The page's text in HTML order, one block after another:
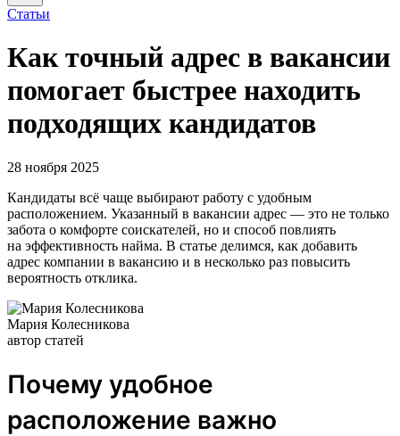
Статьи
Как точный адрес в вакансии
помогает быстрее находить
подходящих кандидатов
28 ноября 2025
Кандидаты всё чаще выбирают работу с удобным
расположением. Указанный в вакансии адрес — это не только
забота о комфорте соискателей, но и способ повлиять
на эффективность найма. В статье делимся, как добавить
адрес компании в вакансию и в несколько раз повысить
вероятность отклика.
Мария Колесникова
автор статей
Почему удобное
расположение важно